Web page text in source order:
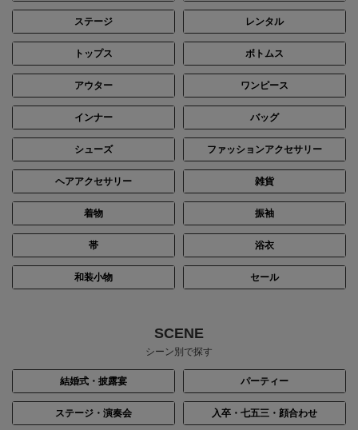
ステージ レンタル
トップス ボトムス
アウター ワンピース
インナー バッグ
シューズ ファッションアクセサリー
ヘアアクセサリー 雑貨
着物 振袖
帯 浴衣
和装小物 セール
SCENE
シーン別で探す
結婚式・披露宴 パーティー
ステージ・演奏会 入卒・七五三・顔合わせ